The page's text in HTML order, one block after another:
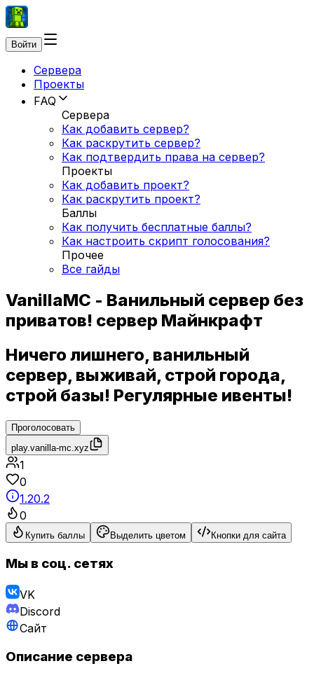
Войти
Сервера
Проекты
FAQ
Сервера
Как добавить сервер?
Как раскрутить сервер?
Как подтвердить права на сервер?
Проекты
Как добавить проект?
Как раскрутить проект?
Баллы
Как получить бесплатные баллы?
Как настроить скрипт голосования?
Прочее
Все гайды
VanillaMC - Ванильный сервер без
приватов! сервер Майнкрафт
Ничего лишнего, ванильный
сервер, выживай, строй города,
строй базы! Регулярные ивенты!
Проголосовать
play.vanilla-mc.xyz
1
0
1.20.2
0
Купить баллы Выделить цветом Кнопки для сайта
Мы в соц. сетях
VK
Discord
Сайт
Описание сервера